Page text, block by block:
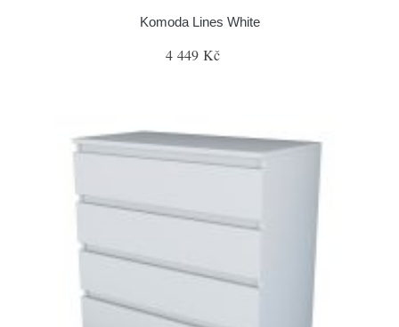
Komoda Lines White
4 449 Kč